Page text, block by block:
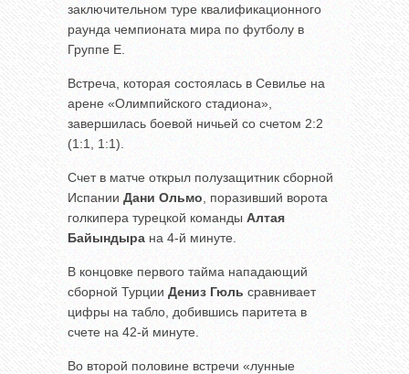
заключительном туре квалификационного
раунда чемпионата мира по футболу в
Группе E.
Встреча, которая состоялась в Севилье на
арене «Олимпийского стадиона»,
завершилась боевой ничьей со счетом 2:2
(1:1, 1:1).
Счет в матче открыл полузащитник сборной
Испании Дани Ольмо , поразивший ворота
голкипера турецкой команды Алтая
Байындыра на 4-й минуте.
В концовке первого тайма нападающий
сборной Турции Дениз Гюль сравнивает
цифры на табло, добившись паритета в
счете на 42-й минуте.
Во второй половине встречи «лунные